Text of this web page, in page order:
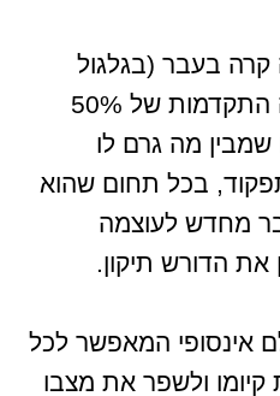
בעבר (בגלגול
קודם או בילדות) מהווה התקדמות של 50%
מה גרם לו
בכל תחום שהוא
מחדש לעוצמה
את הדורש תיקון.
אינסופי המאפשר לכל
קיומו ולשפר את מצבו